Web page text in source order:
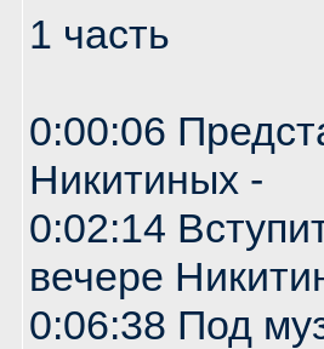
1 часть
0:00:06
Никитиных -
0:02:14
вечере
0:06:38 Под